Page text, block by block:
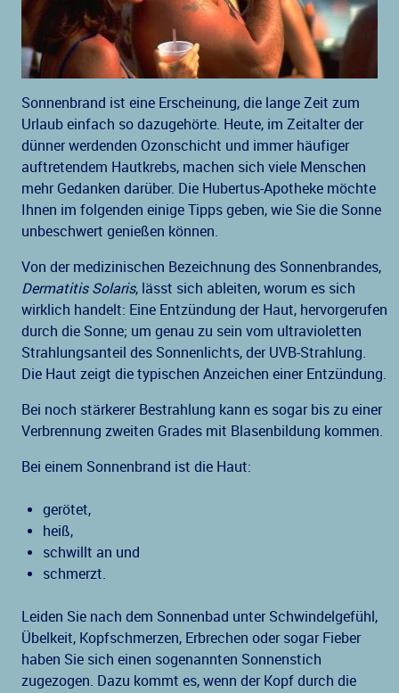
Sonnenbrand ist eine Erscheinung, die lange Zeit zum
Urlaub einfach so dazugehörte. Heute, im Zeitalter der
dünner werdenden Ozonschicht und immer häufiger
auftretendem Hautkrebs, machen sich viele Menschen
mehr Gedanken darüber. Die Hubertus-Apotheke möchte
Ihnen im folgenden einige Tipps geben, wie Sie die Sonne
unbeschwert genießen können.
Von der medizinischen Bezeichnung des Sonnenbrandes,
Dermatitis Solaris, lässt sich ableiten, worum es sich
wirklich handelt: Eine Entzündung der Haut, hervorgerufen
durch die Sonne; um genau zu sein vom ultravioletten
Strahlungsanteil des Sonnenlichts, der UVB-Strahlung.
Die Haut zeigt die typischen Anzeichen einer Entzündung.
Bei noch stärkerer Bestrahlung kann es sogar bis zu einer
Verbrennung zweiten Grades mit Blasenbildung kommen.
Bei einem Sonnenbrand ist die Haut:
gerötet,
heiß,
schwillt an und
schmerzt.
Leiden Sie nach dem Sonnenbad unter Schwindelgefühl,
Übelkeit, Kopfschmerzen, Erbrechen oder sogar Fieber
haben Sie sich einen sogenannten Sonnenstich
zugezogen. Dazu kommt es, wenn der Kopf durch die